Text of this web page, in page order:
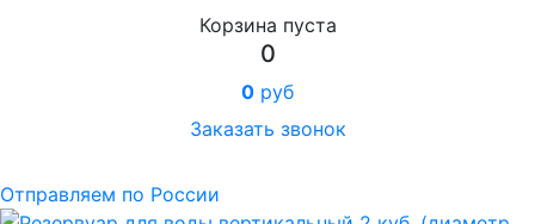
Корзина пуста
0
0 руб
Заказать звонок
Отправляем по России